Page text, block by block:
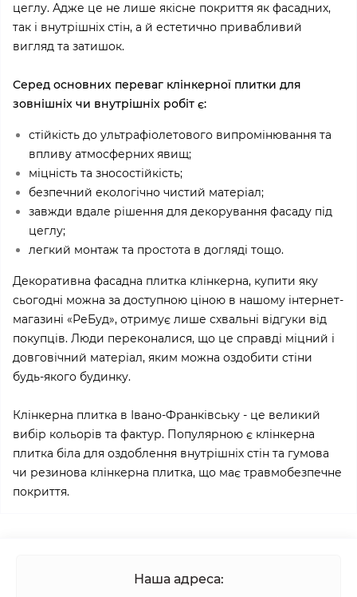
цеглу. Адже це не лише якісне покриття як фасадних,
так і внутрішніх стін, а й естетично привабливий
вигляд та затишок.
Серед основних переваг клінкерної плитки для
зовнішніх чи внутрішніх робіт є:
стійкість до ультрафіолетового випромінювання та
впливу атмосферних явищ;
міцність та зносостійкість;
безпечний екологічно чистий матеріал;
завжди вдале рішення для декорування фасаду під
цеглу;
легкий монтаж та простота в догляді тощо.
Декоративна фасадна плитка клінкерна, купити яку
сьогодні можна за доступною ціною в нашому інтернет-
магазині «РеБуд», отримує лише схвальні відгуки від
покупців. Люди переконалися, що це справді міцний і
довговічний матеріал, яким можна оздобити стіни
будь-якого будинку.
Клінкерна плитка в Івано-Франківську - це великий
вибір кольорів та фактур. Популярною є клінкерна
плитка біла для оздоблення внутрішніх стін та гумова
чи резинова клінкерна плитка, що має травмобезпечне
покриття.
Наша адреса: